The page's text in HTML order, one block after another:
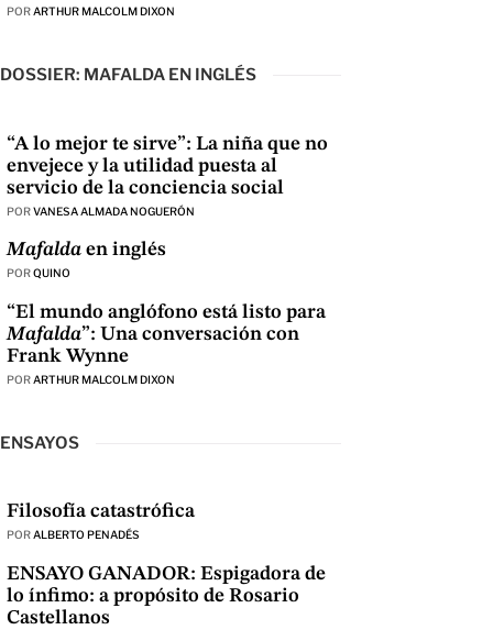
PORARTHUR MALCOLM DIXON
DOSSIER: MAFALDA EN INGLÉS
“A lo mejor te sirve”: La niña que no
envejece y la utilidad puesta al
servicio de la conciencia social
PORVANESA ALMADA NOGUERÓN
Mafalda en inglés
PORQUINO
“El mundo anglófono está listo para
Mafalda”: Una conversación con
Frank Wynne
PORARTHUR MALCOLM DIXON
ENSAYOS
Filosofía catastrófica
PORALBERTO PENADÉS
ENSAYO GANADOR: Espigadora de
lo ínfimo: a propósito de Rosario
Castellanos